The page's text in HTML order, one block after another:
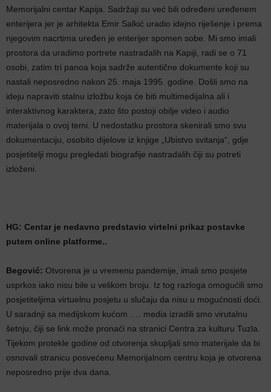
Memorijalni centar Kapija. Sadržaji su već bili određeni uređenem
enterijera jer je arhitekta Emir Salkić uradio idejno riješenje i prema
njegovim nacrtima uređen je enterijer spomen sobe. Mi smo imali
prostora da uradimo portrete nastradalih na Kapiji, radi se o 71
osobi, zatim tri panoa koja sadrže autentične dokumente koji su
nastali neposredno nakon 25. maja 1995. godine. Došli smo na
ideju napraviti stalnu izložbu koja će biti multimedijalna ali i
interaktivnog karaktera, zato što postoji obilje video i audio
materijala o ovoj temi. U nedostatku prostora skenirali smo svu
dokumentaciju, osobito dijelove iz knjige „Ubistvo svitanja“, gdje
posjetitelji mogu pregledati biografije nastradalih čiji su potreti
izloženi.
HG: Centar je nedavno predstavio virtelni prikaz postavke
putem online platforme..
Begović: Otvorena je u vremenu pandemije, imali smo posjete
usprkos iako nisu bile u velikom broju. Iz tog razloga omogućili smo
posjetiteljima virtuelnu posjetu u slučaju da nisu u mogućnosti doći.
U saradnji sa medijskom kućom …. media izradili smo virutalnu
šetnju, čiji se link može pronaći na stranici Centra za kulturu Tuzla.
Tijekom protekle godine od otvorenja skupljali smo materijale da bi
osnovali stranicu posvećenu Memorijalnom centru koja je otvorena
neposredno prije dva dana.